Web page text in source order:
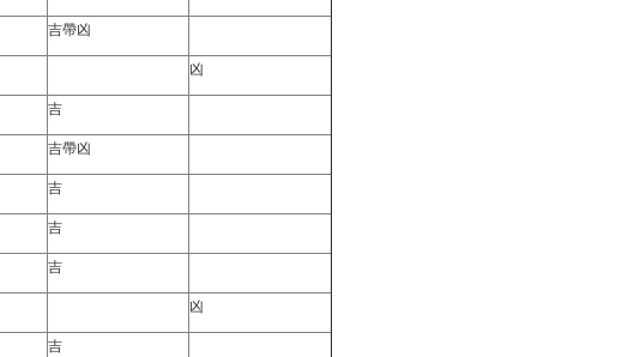
吉帶凶
凶
吉
吉帶凶
吉
吉
吉
凶
吉